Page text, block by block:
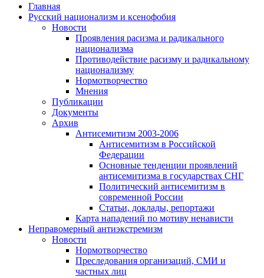
Главная
Русский национализм и ксенофобия
Новости
Проявления расизма и радикального
национализма
Противодействие расизму и радикальному
национализму
Нормотворчество
Мнения
Публикации
Документы
Архив
Антисемитизм 2003-2006
Антисемитизм в Российской
Федерации
Основные тенденции проявлений
антисемитизма в государствах СНГ
Политический антисемитизм в
современной России
Статьи, доклады, репортажи
Карта нападений по мотиву ненависти
Неправомерный антиэкстремизм
Новости
Нормотворчество
Преследования организаций, СМИ и
частных лиц